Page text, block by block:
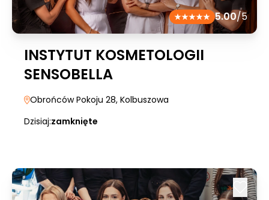
5.00/5
INSTYTUT KOSMETOLOGII
SENSOBELLA
Obrońców Pokoju 28, Kolbuszowa
Dzisiaj:zamknięte